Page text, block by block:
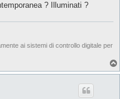
? Illuminati ?
ai sistemi di controllo digitale per